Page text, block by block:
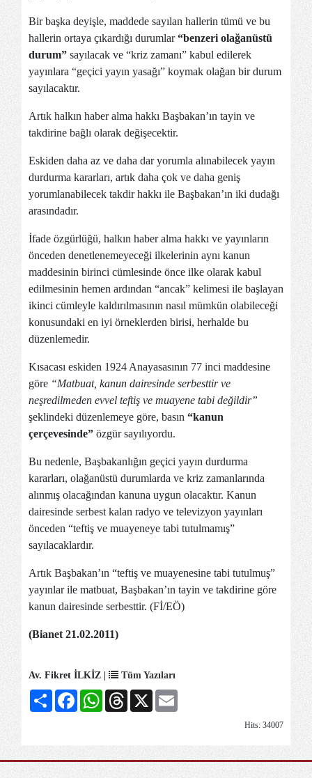
Bir başka deyişle, maddede sayılan hallerin tümü ve bu
hallerin ortaya çıkardığı durumlar“benzeri olağanüstü
durum” sayılacak ve “kriz zamanı” kabul edilerek
yayınlara “geçici yayın yasağı” koymak olağan bir durum
sayılacaktır.
Artık halkın haber alma hakkı Başbakan’ın tayin ve
takdirine bağlı olarak değişecektir.
Eskiden daha az ve daha dar yorumla alınabilecek yayın
durdurma kararları, artık daha çok ve daha geniş
yorumlanabilecek takdir hakkı ile Başbakan’ın iki dudağı
arasındadır.
İfade özgürlüğü, halkın haber alma hakkı ve yayınların
önceden denetlenemeyeceği ilkelerinin aynı kanun
maddesinin birinci cümlesinde önce ilke olarak kabul
edilmesinin hemen ardından “ancak” kelimesi ile başlayan
ikinci cümleyle kaldırılmasının nasıl mümkün olabileceği
konusundaki en iyi örneklerden birisi, herhalde bu
düzenlemedir.
Kısacası eskiden 1924 Anayasasının 77 inci maddesine
göre “Matbuat, kanun dairesinde serbesttir ve
neşredilmeden evvel teftiş ve muayene tabi değildir”
şeklindeki düzenlemeye göre, basın “kanun
çerçevesinde” özgür sayılıyordu.
Bu nedenle, Başbakanlığın geçici yayın durdurma
kararları, olağanüstü durumlarda ve kriz zamanlarında
alınmış olacağından kanuna uygun olacaktır. Kanun
dairesinde serbest kalan radyo ve televizyon yayınları
önceden “teftiş ve muayeneye tabi tutulmamış”
sayılacaklardır.
Artık Başbakan’ın “teftiş ve muayenesine tabi tutulmuş”
yayınlar ile matbuat, Başbakan’ın tayin ve takdirine göre
kanun dairesinde serbesttir. (Fİ/EÖ)
(Bianet 21.02.2011)
Av. Fikret İLKİZ | Tüm Yazıları
Share FacebookWhatsAppThreads
X
Hits: 34007